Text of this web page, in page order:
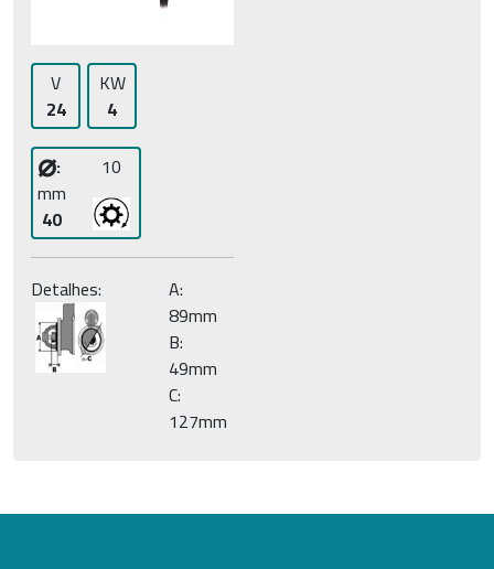
V
24
KW
4
⌀:
mm
40
10
Detalhes:
A:
89mm
B:
49mm
C:
127mm